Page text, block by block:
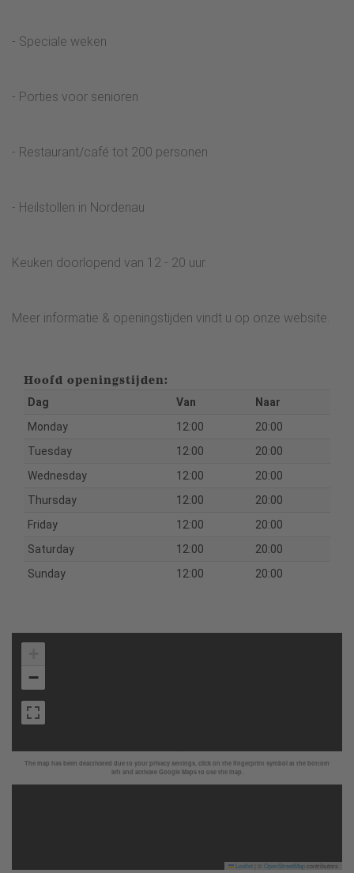
- Speciale weken
- Porties voor senioren
- Restaurant/café tot 200 personen
- Heilstollen in Nordenau
Keuken doorlopend van 12 - 20 uur.
Meer informatie & openingstijden vindt u op onze website.
Hoofd openingstijden:
Dag Van
Naar
Monday
12:00
20:00
Tuesday
12:00
20:00
Wednesday
12:00
20:00
Thursday
12:00
20:00
Friday
12:00
20:00
Saturday
12:00
20:00
Sunday
12:00 20:00
The map has been deactivated due to your privacy settings, click on the fingerprint symbol at the bottom
left and activate Google Maps to use the map.
−
Leaflet OpenStreetMapcontributors